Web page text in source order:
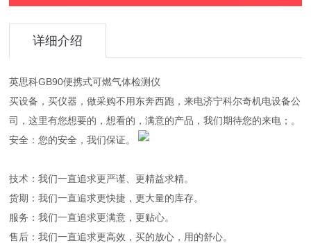
详细介绍
英思科GB90便携式可燃气体检测仪
买设备，买仪器，做采购不用东奔西跑，来电济宁科尔奇机电设备公
司，这里有您想要的，想看的，满意的产品，我们期待您的来电；。
安全：您的安全，我们保证。
技术：我们一直追求更严谨、更精益求精。
货期：我们一直追求更快捷，更大量的库存。
服务：我们一直追求更满意，更贴心。
售后：我们一直追求更高效，买的放心，用的舒心。